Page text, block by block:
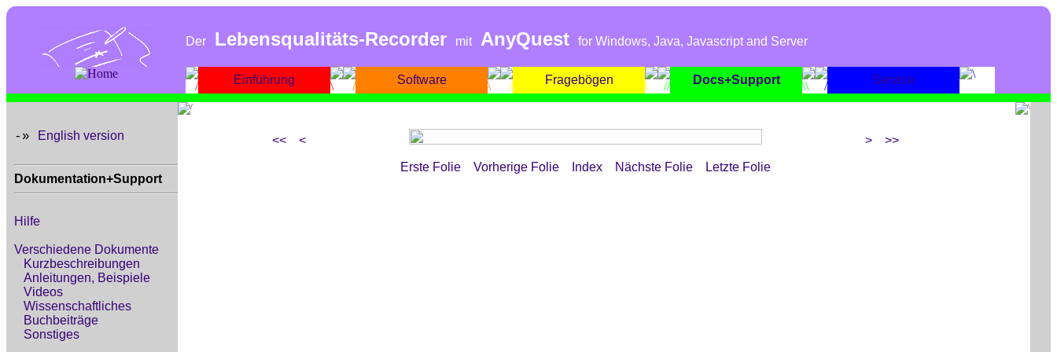
Der Lebensqualitäts-Recorder mit AnyQuest for Windows, Java, Javascript and Server
Einführung Software Fragebögen Docs+Support Service
-» English version
Dokumentation+Support
Hilfe
Verschiedene Dokumente
Kurzbeschreibungen
Anleitungen, Beispiele
Videos
Wissenschaftliches
Buchbeiträge
Sonstiges
<< < >
>>
Erste Folie
Vorherige Folie Index Nächste Folie Letzte Folie